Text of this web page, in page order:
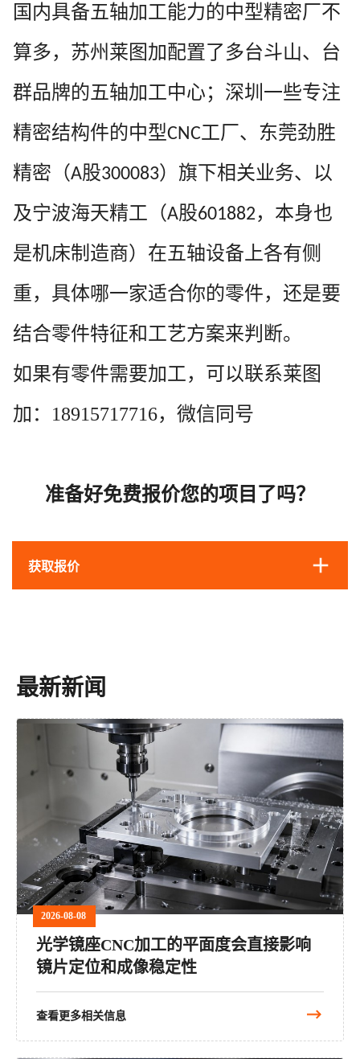
国内具备五轴加工能力的中型精密厂不
算多，苏州莱图加配置了多台斗山、台
群品牌的五轴加工中心；深圳一些专注
精密结构件的中型CNC工厂、东莞劲胜
精密（A股300083）旗下相关业务、以
及宁波海天精工（A股601882，本身也
是机床制造商）在五轴设备上各有侧
重，具体哪一家适合你的零件，还是要
结合零件特征和工艺方案来判断。
如果有零件需要加工，可以联系莱图
加：18915717716，微信同号
准备好免费报价您的项目了吗？
获取报价
最新新闻
2026-08-08
光学镜座CNC加工的平面度会直接影响
镜片定位和成像稳定性
查看更多相关信息